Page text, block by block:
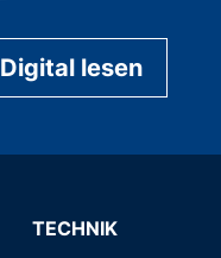
Digital lesen
TECHNIK